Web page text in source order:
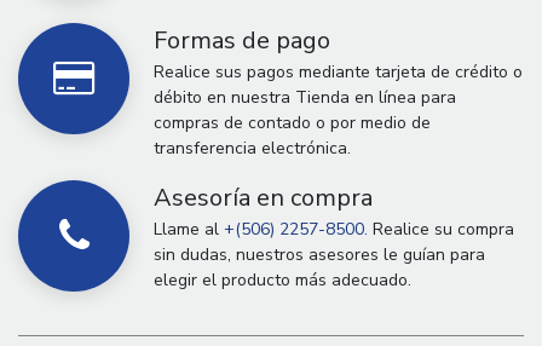
Formas de pago
Realice sus pagos mediante tarjeta de crédito o
débito en nuestra Tienda en línea para
compras de contado o por medio de
transferencia electrónica.
Asesoría en compra
Llame al +(506) 2257-8500. Realice su compra
sin dudas, nuestros asesores le guían para
elegir el producto más adecuado.